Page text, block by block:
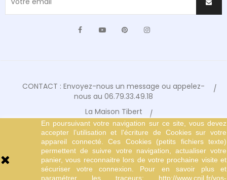
FacebookYouTubePinterest
CONTACT : Envoyez-nous un message ou appelez-
nous au 06.79.33.49.18
La Maison Tibert
Conditions Générales de Vente
Mentions Légales
© Copyright 2024 Tibert Editions
En poursuivant votre navigation sur ce site, vous devez
accepter l’utilisation et l'écriture de Cookies sur votre
appareil connecté. Ces Cookies (petits fichiers texte)
permettent de suivre votre navigation, actualiser votre
panier, vous reconnaitre lors de votre prochaine visite et
sécuriser votre connexion. Pour en savoir plus et
paramétrer les traceurs: http://www.cnil.fr/vos-